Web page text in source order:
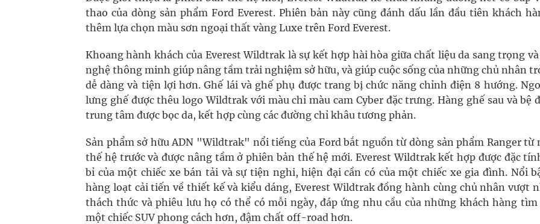
thao của dòng sản phẩm Ford Everest. Phiên bản này cũng đánh dấu lần đầu tiên khách
thêm lựa chọn màu sơn ngoại thất vàng Luxe trên Ford Everest.
Khoang hành khách của Everest Wildtrak là sự kết hợp hài hòa giữa chất liệu da sang trọng
nghệ thông minh giúp nâng tầm trải nghiệm sở hữu, và giúp cuộc sống của những chủ nhân
dễ dàng và tiện lợi hơn. Ghế lái và ghế phụ được trang bị chức năng chỉnh điện 8 hướng.
lưng ghế được thêu logo Wildtrak với màu chỉ màu cam Cyber đặc trưng. Hàng ghế sau và bệ
trung tâm được bọc da, kết hợp cùng các đường chỉ khâu tương phản.
Sản phẩm sở hữu ADN "Wildtrak" nổi tiếng của Ford bắt nguồn từ dòng sản phẩm Ranger từ
thế hệ trước và được nâng tầm ở phiên bản thế hệ mới. Everest Wildtrak kết hợp được đặc
bỉ của một chiếc xe bán tải và sự tiện nghi, hiện đại cần có của một chiếc xe gia đình. Nổi
hàng loạt cải tiến về thiết kế và kiểu dáng, Everest Wildtrak đồng hành cùng chủ nhân vượt
thách thức và phiêu lưu họ có thể có mỗi ngày, đáp ứng nhu cầu của những khách hàng
một chiếc SUV phong cách hơn, đậm chất off-road hơn.